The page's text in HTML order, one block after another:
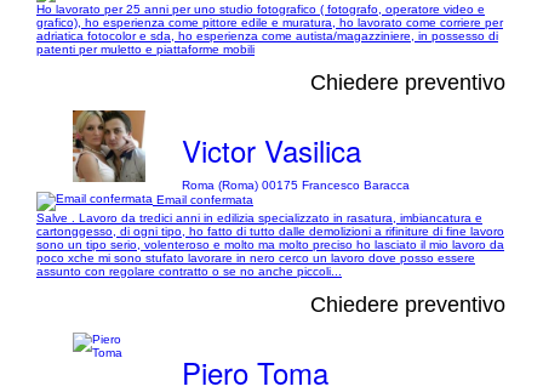
Ho lavorato per 25 anni per uno studio fotografico ( fotografo, operatore video e
grafico), ho esperienza come pittore edile e muratura, ho lavorato come corriere per
adriatica fotocolor e sda, ho esperienza come autista/magazziniere, in possesso di
patenti per muletto e piattaforme mobili
Chiedere preventivo
Victor Vasilica
Roma (Roma) 00175 Francesco Baracca
Email confermata
Salve . Lavoro da tredici anni in edilizia specializzato in rasatura, imbiancatura e
cartonggesso, di ogni tipo, ho fatto di tutto dalle demolizioni a rifiniture di fine lavoro
sono un tipo serio, volenteroso e molto ma molto preciso ho lasciato il mio lavoro da
poco xche mi sono stufato lavorare in nero cerco un lavoro dove posso essere
assunto con regolare contratto o se no anche piccoli...
Chiedere preventivo
Piero Toma